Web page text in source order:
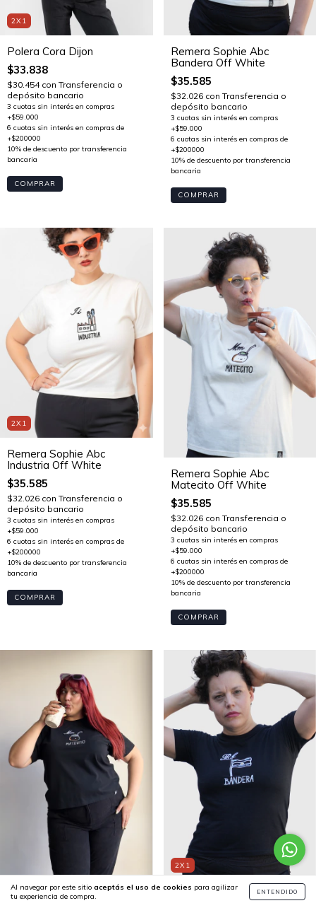
Al navegar por este sitio aceptás el uso de cookies para agilizar
tu experiencia de compra.
ENTENDIDO
2X1
Polera Cora Dijon
$33.838
$30.454 con Transferencia o
depósito bancario
COMPRAR
Remera Sophie Abc
Bandera Off White
$35.585
$32.026 con Transferencia o
depósito bancario
COMPRAR
2X1
Remera Sophie Abc
Industria Off White
$35.585
$32.026 con Transferencia o
depósito bancario
COMPRAR
Remera Sophie Abc
Matecito Off White
$35.585
$32.026 con Transferencia o
depósito bancario
COMPRAR
Remera Sophie Abc
2X1
Remera Sophie Abc